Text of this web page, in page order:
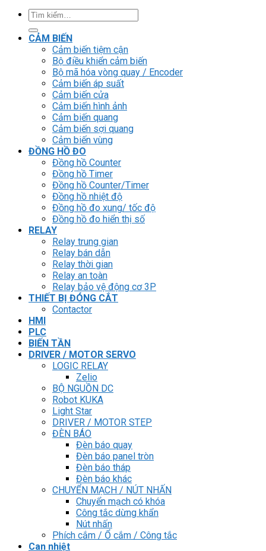
Tìm
kiếm:
CẢM BIẾN
Cảm biến tiệm cận
Bộ điều khiển cảm biến
Bộ mã hóa vòng quay / Encoder
Cảm biến áp suất
Cảm biến cửa
Cảm biến hình ảnh
Cảm biến quang
Cảm biến sợi quang
Cảm biến vùng
ĐỒNG HỒ ĐO
Đồng hồ Counter
Đồng hồ Timer
Đồng hồ Counter/Timer
Đồng hồ nhiệt độ
Đồng hồ đo xung/ tốc độ
Đồng hồ đo hiển thị số
RELAY
Relay trung gian
Relay bán dẫn
Relay thời gian
Relay an toàn
Relay bảo vệ động cơ 3P
THIẾT BỊ ĐÓNG CẮT
Contactor
HMI
PLC
BIẾN TẦN
DRIVER / MOTOR SERVO
LOGIC RELAY
Zelio
BỘ NGUỒN DC
Robot KUKA
Light Star
DRIVER / MOTOR STEP
ĐÈN BÁO
Đèn báo quay
Đèn báo panel tròn
Đèn báo tháp
Đèn báo khác
CHUYỂN MẠCH / NÚT NHẤN
Chuyển mạch có khóa
Công tắc dừng khẩn
Nút nhấn
Phích cắm / Ổ cắm / Công tắc
Can nhiệt